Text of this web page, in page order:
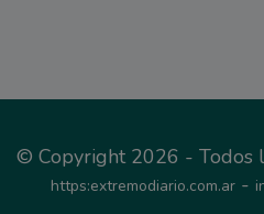
© Copyright 2026 - Todos
https:extremodiario.com.ar -